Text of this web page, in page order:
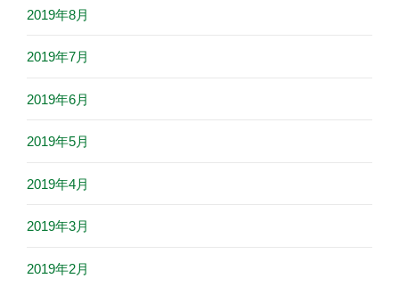
2019年8月
2019年7月
2019年6月
2019年5月
2019年4月
2019年3月
2019年2月